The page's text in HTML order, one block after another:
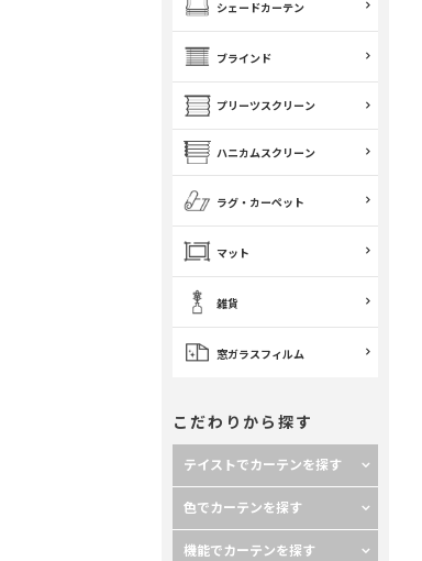
シェードカーテン
ブラインド
プリーツスクリーン
ハニカムスクリーン
ラグ・カーペット
マット
雑貨
窓ガラスフィルム
こだわりから探す
テイストでカーテンを探す
色でカーテンを探す
機能でカーテンを探す